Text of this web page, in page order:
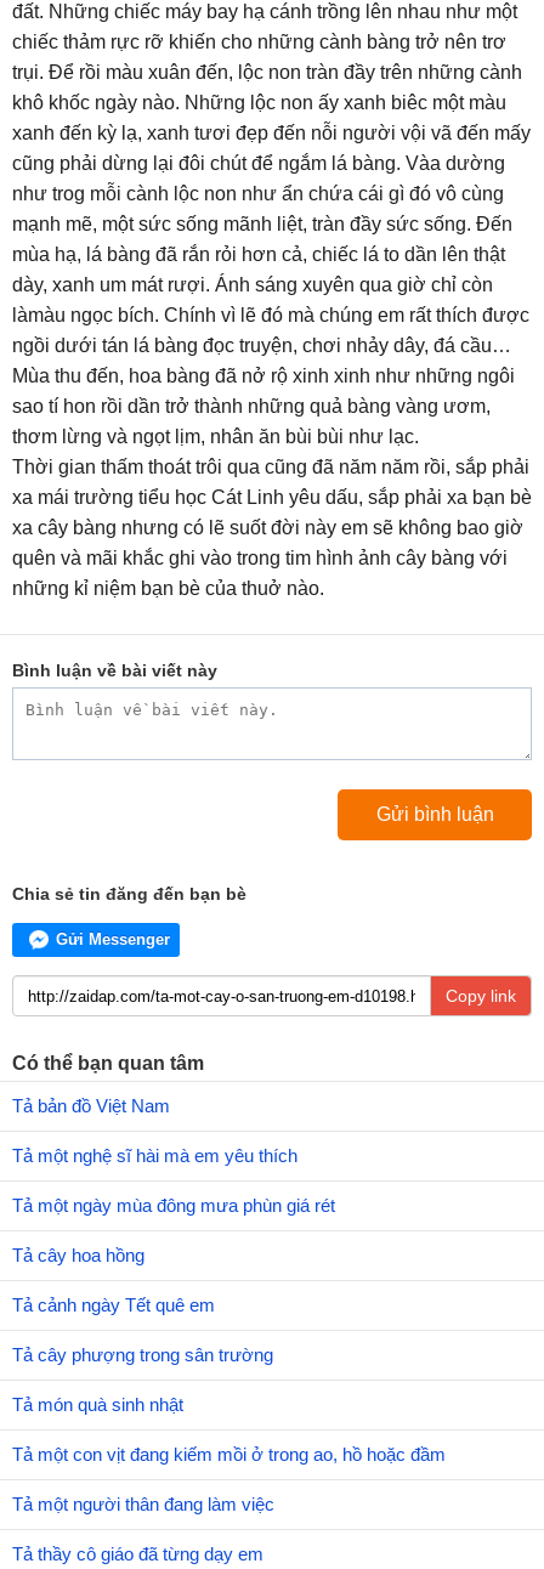
đất. Những chiếc máy bay hạ cánh trồng lên nhau như một
chiếc thảm rực rỡ khiến cho những cành bàng trở nên trơ
trụi. Để rồi màu xuân đến, lộc non tràn đầy trên những cành
khô khốc ngày nào. Những lộc non ấy xanh biêc một màu
xanh đến kỳ lạ, xanh tươi đẹp đến nỗi người vội vã đến mấy
cũng phải dừng lại đôi chút để ngắm lá bàng. Vàa dường
như trog mỗi cành lộc non như ẩn chứa cái gì đó vô cùng
mạnh mẽ, một sức sống mãnh liệt, tràn đầy sức sống. Đến
mùa hạ, lá bàng đã rắn rỏi hơn cả, chiếc lá to dần lên thật
dày, xanh um mát rượi. Ánh sáng xuyên qua giờ chỉ còn
làmàu ngọc bích. Chính vì lẽ đó mà chúng em rất thích được
ngồi dưới tán lá bàng đọc truyện, chơi nhảy dây, đá cầu…
Mùa thu đến, hoa bàng đã nở rộ xinh xinh như những ngôi
sao tí hon rồi dần trở thành những quả bàng vàng ươm,
thơm lừng và ngọt lịm, nhân ăn bùi bùi như lạc.
Thời gian thấm thoát trôi qua cũng đã năm năm rồi, sắp phải
xa mái trường tiểu học Cát Linh yêu dấu, sắp phải xa bạn bè
xa cây bàng nhưng có lẽ suốt đời này em sẽ không bao giờ
quên và mãi khắc ghi vào trong tim hình ảnh cây bàng với
những kỉ niệm bạn bè của thuở nào.
Bình luận về bài viết này
Chia sẻ tin đăng đến bạn bè
Gửi Messenger
Copy link
Có thể bạn quan tâm
Tả bản đồ Việt Nam
Tả một nghệ sĩ hài mà em yêu thích
Tả một ngày mùa đông mưa phùn giá rét
Tả cây hoa hồng
Tả cảnh ngày Tết quê em
Tả cây phượng trong sân trường
Tả món quà sinh nhật
Tả một con vịt đang kiếm mồi ở trong ao, hồ hoặc đầm
Tả một người thân đang làm việc
Tả thầy cô giáo đã từng dạy em